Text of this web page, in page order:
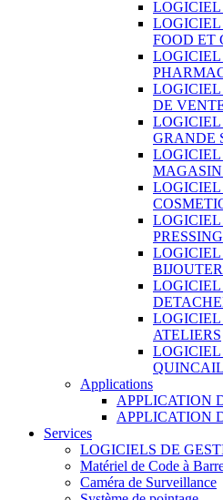
LOGICIEL
LOGICIEL
FOOD ET
LOGICIEL
LOGICIEL
DE
LOGICIEL
GRANDE
LOGICIEL
LOGICIEL
LOGICIEL
PRESSING
LOGICIEL
LOGICIEL
LOGICIEL
ATELIERS
LOGICIEL
Applications
APPLICATION
APPLICATION
Services
LOGICIELS DE
Matériel de Code à
Caméra de Surveillance